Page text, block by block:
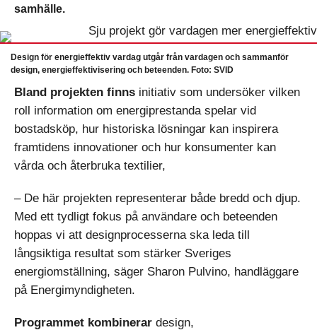
samhälle.
Design för energieffektiv vardag utgår från vardagen och sammanför
design, energieffektivisering och beteenden. Foto: SVID
Bland projekten finns initiativ som undersöker vilken
roll information om energiprestanda spelar vid
bostadsköp, hur historiska lösningar kan inspirera
framtidens innovationer och hur konsumenter kan
vårda och återbruka textilier,
– De här projekten representerar både bredd och djup.
Med ett tydligt fokus på användare och beteenden
hoppas vi att designprocesserna ska leda till
långsiktiga resultat som stärker Sveriges
energiomställning, säger Sharon Pulvino, handläggare
på Energimyndigheten.
Programmet kombinerar design,